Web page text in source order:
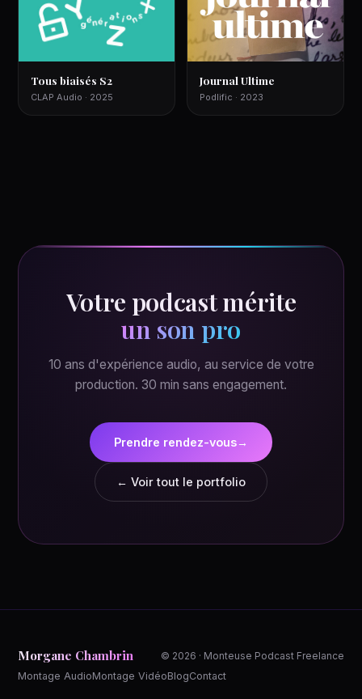
Tous biaisés S2
CLAP Audio · 2025
Journal Ultime
Podlific · 2023
Votre podcast mérite
un son pro
10 ans d'expérience audio, au service de votre
production. 30 min sans engagement.
Prendre rendez-vous→
← Voir tout le portfolio
Morgane Chambrin
© 2026 · Monteuse Podcast Freelance
Montage AudioMontage VidéoBlogContact